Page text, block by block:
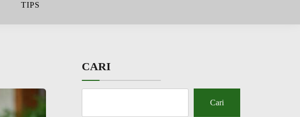
TIPS
CARI
Cari